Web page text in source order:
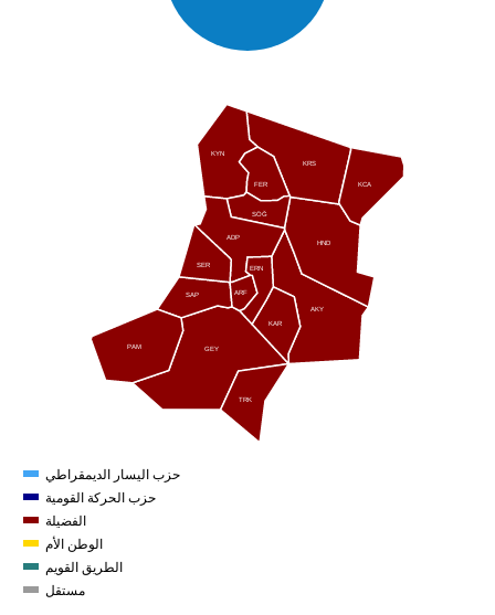
AKY
GEY
HND
KRS
KYN
SAP
KCA
PAM
TRK
FER
KAR
SÖĞ
ADP
ARF
ERN
SER
حزب اليسار الديمقراطي
حزب الحركة القومية
الفضيلة
الوطن الأم
الطريق القويم
مستقل